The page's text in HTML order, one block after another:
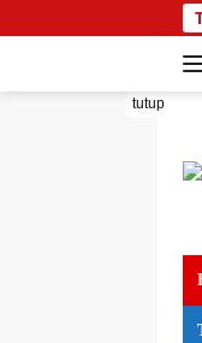
ke
tutup